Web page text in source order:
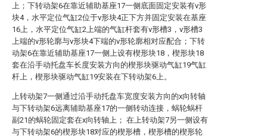
上；下转动架6在靠近辅助基座17一侧底面固定安装有v形
块4，水平定位气缸2位于v形块4正下方并固定安装在基座
16上，水平定位气缸2上端的气缸杆套有v形槽3，v形槽3
上端的v形轮廓与v形块4下端的v形轮廓相对应配合；下转
动架6在靠近辅助基座17一侧上设有楔形块18，楔形块18
套在沿手动托盘车长度安装方向的楔形块驱动气缸19气缸
杆上，楔形块驱动气缸19安装在下转动架6上。
上转动架7一侧通过沿手动托盘车宽度安装方向的x向转轴
与下转动架6远离辅助基座17的一侧转动连接，蜗轮蜗杆
副21的蜗轮固定套在x向转轴上； 在上转动架7另一侧设有
与下转动架6的楔形块18对应的楔形槽，楔形槽的楔形轮